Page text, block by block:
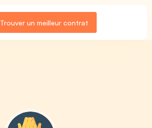
Trouver un meilleur contrat